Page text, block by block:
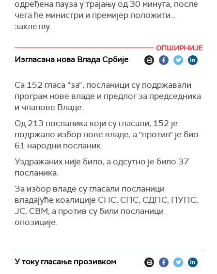
одређена пауза у трајању од 30 минута, после
чега ће министри и премијер положити
заклетву.
ОПШИРНИЈЕ
Изгласана нова Влада Србије
Са 152 гласа “за“, посланици су подржавали
програм нове владе и предлог за председника
и чланове Владе.
Од 213 посланика који су гласали, 152 је
подржало избор нове владе, а "против" је био
61 народни посланик.
Уздражаних није било, а одсутно је било 37
посланика.
За избор владе су гласали посланици
владајуће коалиције СНС, СПС, СДПС, ПУПС,
ЈС, СВМ, а против су били посланици
опозиције.
У току гласање прозивком